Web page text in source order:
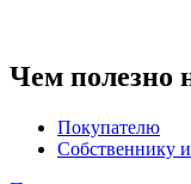
Чем полезно
Покупателю
Собственнику